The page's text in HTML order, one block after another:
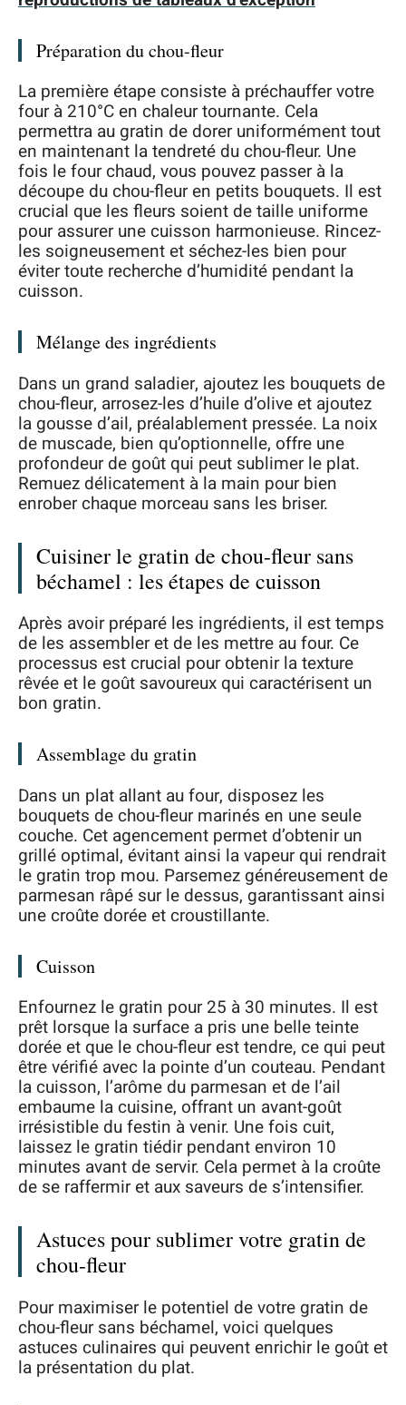
Préparation du chou-fleur
La première étape consiste à préchauffer votre
four à 210°C en chaleur tournante. Cela
permettra au gratin de dorer uniformément tout
en maintenant la tendreté du chou-fleur. Une
fois le four chaud, vous pouvez passer à la
découpe du chou-fleur en petits bouquets. Il est
crucial que les fleurs soient de taille uniforme
pour assurer une cuisson harmonieuse. Rincez-
les soigneusement et séchez-les bien pour
éviter toute recherche d’humidité pendant la
cuisson.
Mélange des ingrédients
Dans un grand saladier, ajoutez les bouquets de
chou-fleur, arrosez-les d’huile d’olive et ajoutez
la gousse d’ail, préalablement pressée. La noix
de muscade, bien qu’optionnelle, offre une
profondeur de goût qui peut sublimer le plat.
Remuez délicatement à la main pour bien
enrober chaque morceau sans les briser.
Cuisiner le gratin de chou-fleur sans
béchamel : les étapes de cuisson
Après avoir préparé les ingrédients, il est temps
de les assembler et de les mettre au four. Ce
processus est crucial pour obtenir la texture
rêvée et le goût savoureux qui caractérisent un
bon gratin.
Assemblage du gratin
Dans un plat allant au four, disposez les
bouquets de chou-fleur marinés en une seule
couche. Cet agencement permet d’obtenir un
grillé optimal, évitant ainsi la vapeur qui rendrait
le gratin trop mou. Parsemez généreusement de
parmesan râpé sur le dessus, garantissant ainsi
une croûte dorée et croustillante.
Cuisson
Enfournez le gratin pour 25 à 30 minutes. Il est
prêt lorsque la surface a pris une belle teinte
dorée et que le chou-fleur est tendre, ce qui peut
être vérifié avec la pointe d’un couteau. Pendant
la cuisson, l’arôme du parmesan et de l’ail
embaume la cuisine, offrant un avant-goût
irrésistible du festin à venir. Une fois cuit,
laissez le gratin tiédir pendant environ 10
minutes avant de servir. Cela permet à la croûte
de se raffermir et aux saveurs de s’intensifier.
Astuces pour sublimer votre gratin de
chou-fleur
Pour maximiser le potentiel de votre gratin de
chou-fleur sans béchamel, voici quelques
astuces culinaires qui peuvent enrichir le goût et
la présentation du plat.